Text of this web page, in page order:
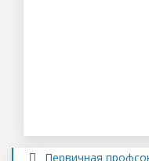
Первичная